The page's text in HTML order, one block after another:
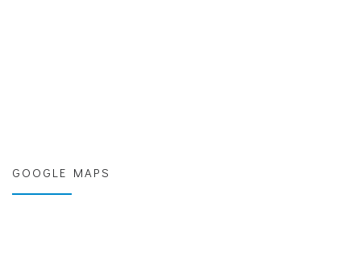
GOOGLE MAPS